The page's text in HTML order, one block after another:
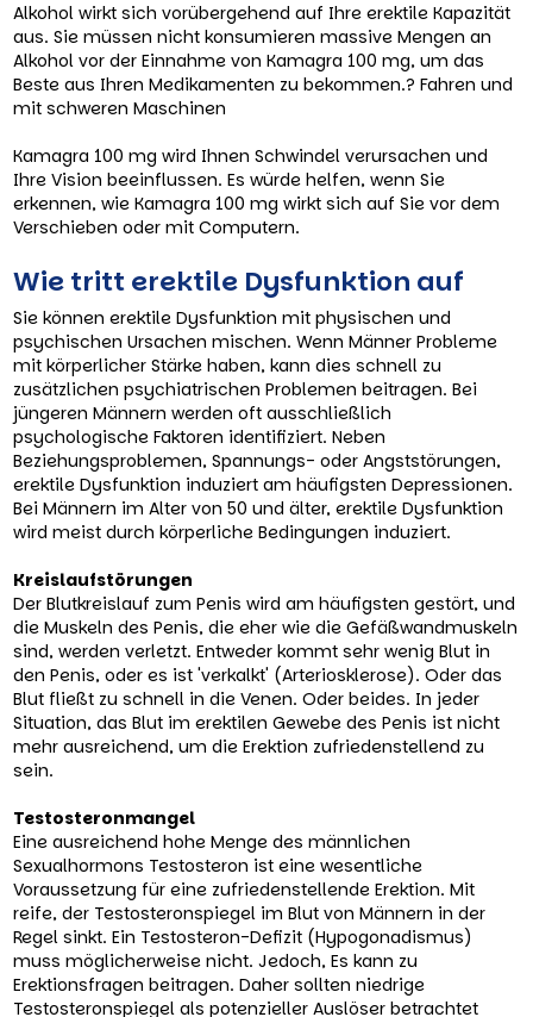
Alkohol wirkt sich vorübergehend auf Ihre erektile Kapazität
aus. Sie müssen nicht konsumieren massive Mengen an
Alkohol vor der Einnahme von Kamagra 100 mg, um das
Beste aus Ihren Medikamenten zu bekommen.? Fahren und
mit schweren Maschinen
Kamagra 100 mg wird Ihnen Schwindel verursachen und
Ihre Vision beeinflussen. Es würde helfen, wenn Sie
erkennen, wie Kamagra 100 mg wirkt sich auf Sie vor dem
Verschieben oder mit Computern.
Wie tritt erektile Dysfunktion auf
Sie können erektile Dysfunktion mit physischen und
psychischen Ursachen mischen. Wenn Männer Probleme
mit körperlicher Stärke haben, kann dies schnell zu
zusätzlichen psychiatrischen Problemen beitragen. Bei
jüngeren Männern werden oft ausschließlich
psychologische Faktoren identifiziert. Neben
Beziehungsproblemen, Spannungs- oder Angststörungen,
erektile Dysfunktion induziert am häufigsten Depressionen.
Bei Männern im Alter von 50 und älter, erektile Dysfunktion
wird meist durch körperliche Bedingungen induziert.
Kreislaufstörungen
Der Blutkreislauf zum Penis wird am häufigsten gestört, und
die Muskeln des Penis, die eher wie die Gefäßwandmuskeln
sind, werden verletzt. Entweder kommt sehr wenig Blut in
den Penis, oder es ist 'verkalkt' (Arteriosklerose). Oder das
Blut fließt zu schnell in die Venen. Oder beides. In jeder
Situation, das Blut im erektilen Gewebe des Penis ist nicht
mehr ausreichend, um die Erektion zufriedenstellend zu
sein.
Testosteronmangel
Eine ausreichend hohe Menge des männlichen
Sexualhormons Testosteron ist eine wesentliche
Voraussetzung für eine zufriedenstellende Erektion. Mit
reife, der Testosteronspiegel im Blut von Männern in der
Regel sinkt. Ein Testosteron-Defizit (Hypogonadismus)
muss möglicherweise nicht. Jedoch, Es kann zu
Erektionsfragen beitragen. Daher sollten niedrige
Testosteronspiegel als potenzieller Auslöser betrachtet